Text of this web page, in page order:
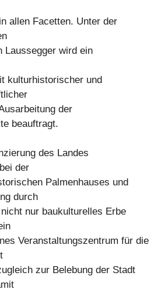
allen Facetten. Unter der
Laussegger wird ein
kulturhistorischer und
der
beauftragt.
des Landes
der
Palmenhauses und
durch
nur baukulturelles Erbe
Veranstaltungszentrum für die
zur Belebung der Stadt